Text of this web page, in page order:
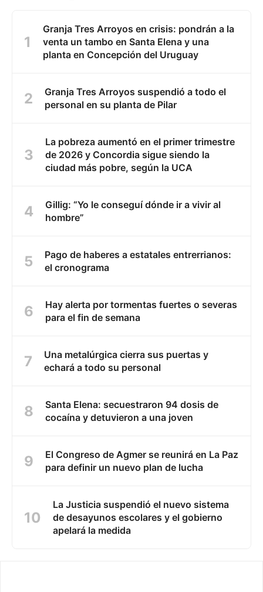
Granja Tres Arroyos en crisis: pondrán a la
venta un tambo en Santa Elena y una
planta en Concepción del Uruguay
Granja Tres Arroyos suspendió a todo el
personal en su planta de Pilar
La pobreza aumentó en el primer trimestre
de 2026 y Concordia sigue siendo la
ciudad más pobre, según la UCA
Gillig: “Yo le conseguí dónde ir a vivir al
hombre”
Pago de haberes a estatales entrerrianos:
el cronograma
Hay alerta por tormentas fuertes o severas
para el fin de semana
Una metalúrgica cierra sus puertas y
echará a todo su personal
Santa Elena: secuestraron 94 dosis de
cocaína y detuvieron a una joven
El Congreso de Agmer se reunirá en La Paz
para definir un nuevo plan de lucha
La Justicia suspendió el nuevo sistema
de desayunos escolares y el gobierno
apelará la medida